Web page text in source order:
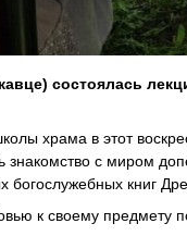
состоялась
храма в этот
знакомство с миром
богослужебных книг
к своему предмету